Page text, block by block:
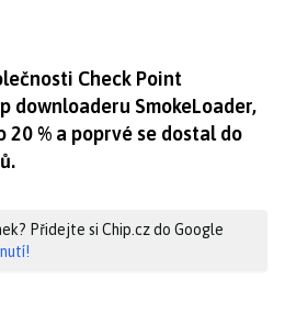
Check Point
downloaderu SmokeLoader,
% a poprvé se dostal do
Přidejte si Chip.cz do Google